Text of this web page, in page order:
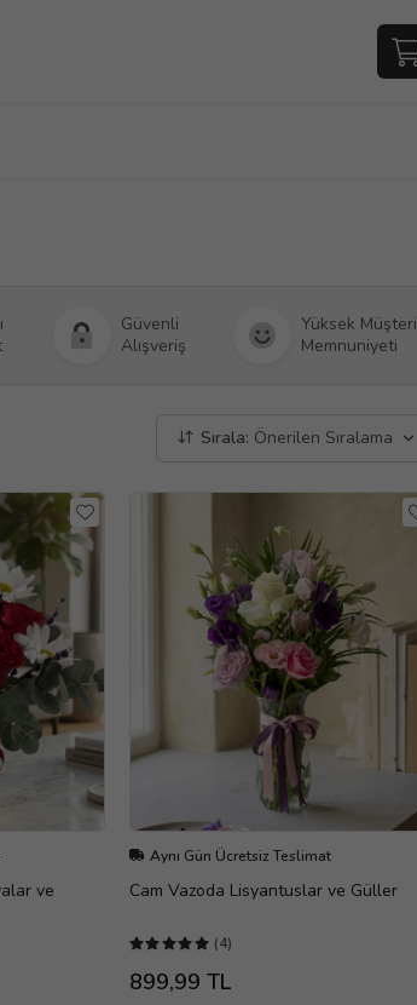
Güvenli
Alışveriş
Yüksek Müşteri
Memnuniyeti
Sırala: Önerilen Sıralama
ve
Aynı Gün Ücretsiz Teslimat
Cam Vazoda Lisyantuslar ve Güller
(4)
899,99 TL